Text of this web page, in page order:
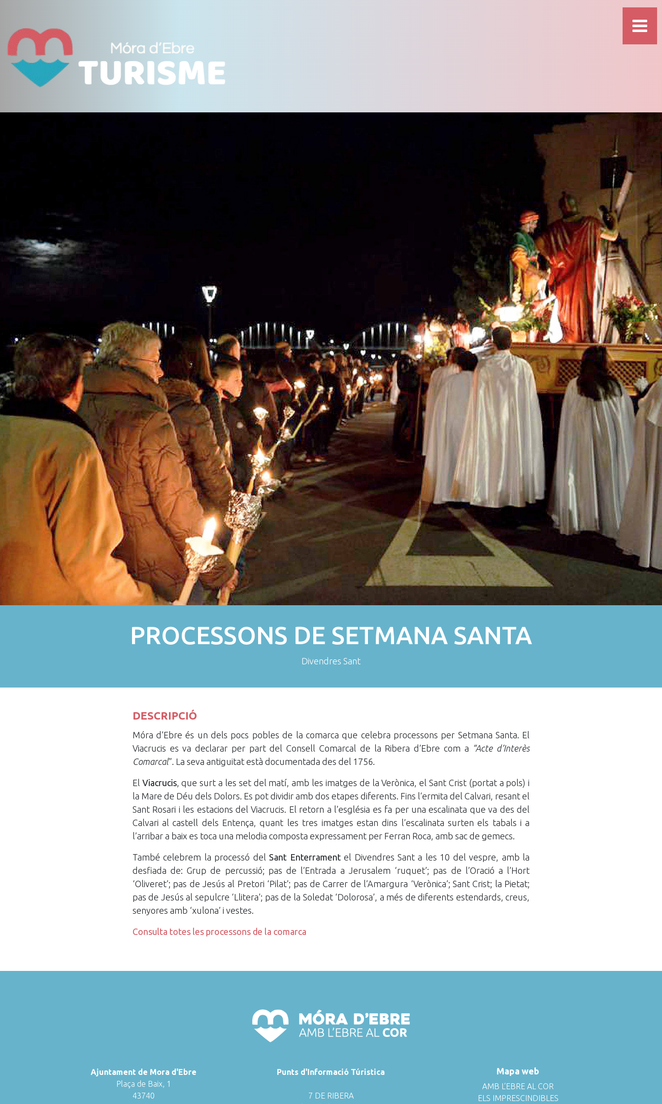
PROCESSONS DE SETMANA SANTA
Divendres Sant
DESCRIPCIÓ
Móra d’Ebre és un dels pocs pobles de la comarca que celebra processons per Setmana Santa. El
Viacrucis es va declarar per part del Consell Comarcal de la Ribera d’Ebre com a “Acte d’Interès
Comarcal”. La seva antiguitat està documentada des del 1756.
El Viacrucis, que surt a les set del matí, amb les imatges de la Verònica, el Sant Crist (portat a pols) i
la Mare de Déu dels Dolors. Es pot dividir amb dos etapes diferents. Fins l’ermita del Calvari, resant el
Sant Rosari i les estacions del Viacrucis. El retorn a l’església es fa per una escalinata que va des del
Calvari al castell dels Entença, quant les tres imatges estan dins l’escalinata surten els tabals i a
l’arribar a baix es toca una melodia composta expressament per Ferran Roca, amb sac de gemecs.
També celebrem la processó del Sant Enterramentel Divendres Sant a les 10 del vespre, amb la
desfiada de: Grup de percussió; pas de l’Entrada a Jerusalem ‘ruquet’; pas de l’Oració a l’Hort
‘Oliveret’; pas de Jesús al Pretori ‘Pilat’; pas de Carrer de l’Amargura ‘Verònica’; Sant Crist; la Pietat;
pas de Jesús al sepulcre ‘Llitera’; pas de la Soledat ‘Dolorosa’, a més de diferents estendards, creus,
senyores amb ‘xulona’ i vestes.
Consulta totes les processons de la comarca
Ajuntament de Mora d'Ebre
Plaça de Baix, 1
43740
Punts d'Informació Túristica
7 DE RIBERA
Mapa web
AMB L’EBRE AL COR
ELS IMPRESCINDIBLES